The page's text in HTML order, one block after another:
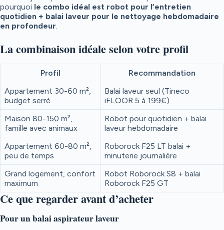
pourquoi le combo idéal est robot pour l’entretien
quotidien + balai laveur pour le nettoyage hebdomadaire
en profondeur.
La combinaison idéale selon votre profil
Profil
Recommandation
Appartement 30-60 m²,
budget serré
Balai laveur seul (Tineco
iFLOOR 5 à 199€)
Maison 80-150 m²,
famille avec animaux
Robot pour quotidien + balai
laveur hebdomadaire
Appartement 60-80 m²,
peu de temps
Roborock F25 LT balai +
minuterie journalière
Grand logement, confort
maximum
Robot Roborock S8 + balai
Roborock F25 GT
Ce que regarder avant d’acheter
Pour un balai aspirateur laveur